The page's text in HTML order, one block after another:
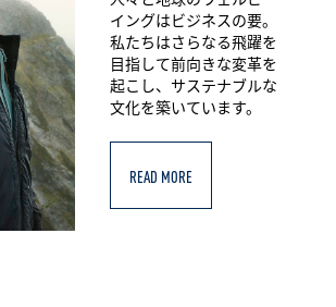
イングはビジネスの要。
私たちはさらなる飛躍を
目指して前向きな変革を
起こし、サステナブルな
文化を築いています。
READ MORE